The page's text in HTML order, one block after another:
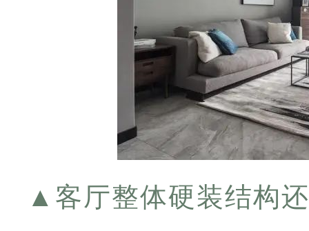
▲ 客厅整体硬装结构